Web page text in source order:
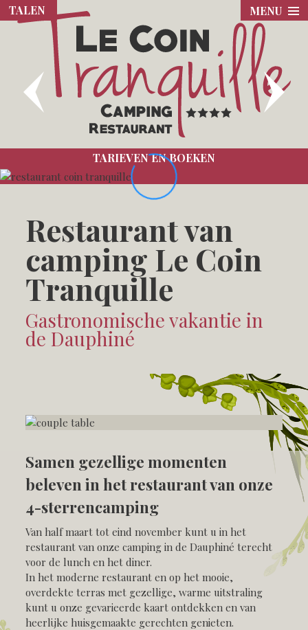
TALEN MENU
TARIEVEN EN BOEKEN
Restaurant van
camping Le Coin
Tranquille
Gastronomische vakantie in
de Dauphiné
Samen gezellige momenten
beleven in het restaurant van onze
4-sterrencamping
Van half maart tot eind november kunt u in het
restaurant van onze camping in de Dauphiné terecht
voor de lunch en het diner.
In het moderne restaurant en op het mooie,
overdekte terras met gezellige, warme uitstraling
kunt u onze gevarieerde kaart ontdekken en van
heerlijke huisgemaakte gerechten genieten.